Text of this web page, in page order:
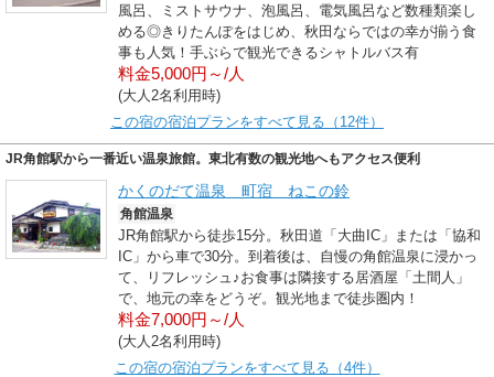
風呂、ミストサウナ、泡風呂、電気風呂など数種類楽し
める◎きりたんぽをはじめ、秋田ならではの幸が揃う食
事も人気！手ぶらで観光できるシャトルバス有
料金5,000円～/人
(大人2名利用時)
この宿の宿泊プランをすべて見る（12件）
JR角館駅から一番近い温泉旅館。東北有数の観光地へもアクセス便利
かくのだて温泉 町宿 ねこの鈴
角館温泉
JR角館駅から徒歩15分。秋田道「大曲IC」または「協和
IC」から車で30分。到着後は、自慢の角館温泉に浸かっ
て、リフレッシュ♪お食事は隣接する居酒屋「土間人」
で、地元の幸をどうぞ。観光地まで徒歩圏内！
料金7,000円～/人
(大人2名利用時)
この宿の宿泊プランをすべて見る（4件）